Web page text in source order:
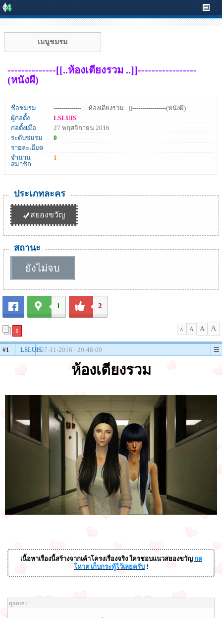
เมนูชมรม
--------------[[..ห้องเตียงรวม ..]]-----------------
(หนังผี)
ชื่อชมรม
--------------[[..ห้องเตียงรวม ..]]-----------------(หนังผี)
ผู้ก่อตั้ง
LSLUIS
ก่อตั้งเมื่อ
27 พฤศจิกายน 2016
ระดับชมรม
0
รายละเอียด
จำนวน
สมาชิก
1
ประเภทละคร
สยองขวัญ
สถานะ
ยังไม่จบ
1 2
1 A A A A
#1 LSLUIS27-11-2016 - 20:48:09
ห้องเตียงรวม
เนื้อหาเรื่องนี้สร้างจากเค้าโครงเรื่องจริง ใครชอบแนวสยองขวัญ กด
โหวต เก็บกระทู้ไว้เลยครับ !
quote :